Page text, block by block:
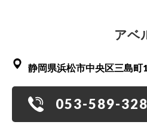
アベ
静岡県浜松市中央区三島町
053-589-